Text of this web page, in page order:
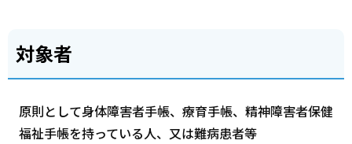
対象者
原則として身体障害者手帳、療育手帳、精神障害者保健
福祉手帳を持っている人、又は難病患者等